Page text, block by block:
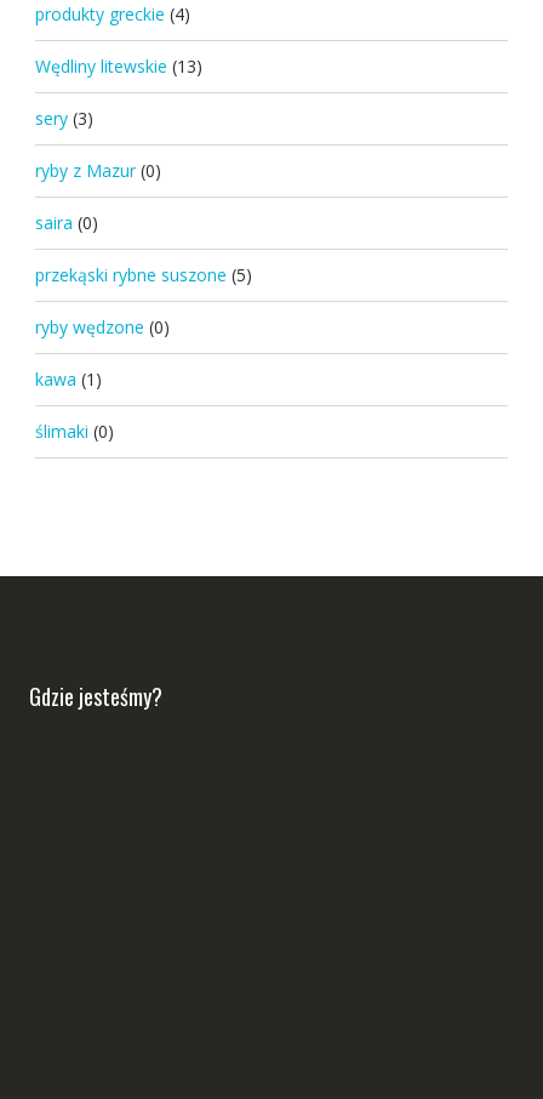
produkty greckie (4)
Wędliny litewskie (13)
sery (3)
ryby z Mazur (0)
saira (0)
przekąski rybne suszone (5)
ryby wędzone (0)
kawa (1)
ślimaki (0)
Gdzie jesteśmy?